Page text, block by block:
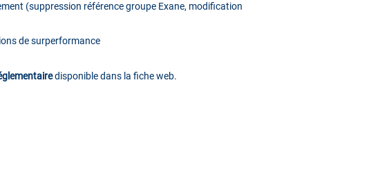
(suppression référence groupe Exane, modification
de surperformance
disponible dans la fiche web.